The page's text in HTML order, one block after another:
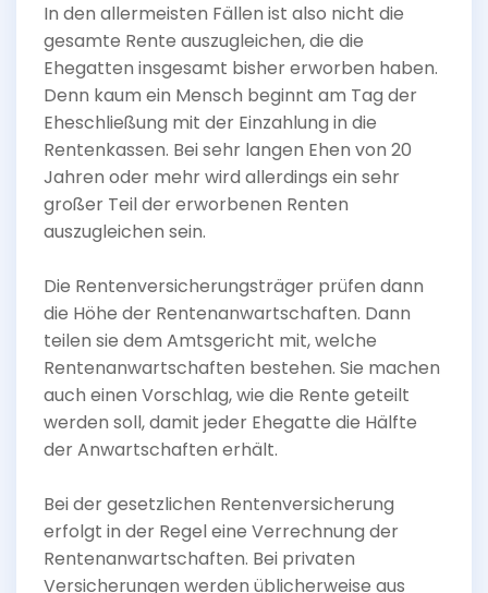
In den allermeisten Fällen ist also nicht die
gesamte Rente auszugleichen, die die
Ehegatten insgesamt bisher erworben haben.
Denn kaum ein Mensch beginnt am Tag der
Eheschließung mit der Einzahlung in die
Rentenkassen. Bei sehr langen Ehen von 20
Jahren oder mehr wird allerdings ein sehr
großer Teil der erworbenen Renten
auszugleichen sein.
Die Rentenversicherungsträger prüfen dann
die Höhe der Rentenanwartschaften. Dann
teilen sie dem Amtsgericht mit, welche
Rentenanwartschaften bestehen. Sie machen
auch einen Vorschlag, wie die Rente geteilt
werden soll, damit jeder Ehegatte die Hälfte
der Anwartschaften erhält.
Bei der gesetzlichen Rentenversicherung
erfolgt in der Regel eine Verrechnung der
Rentenanwartschaften. Bei privaten
Versicherungen werden üblicherweise aus